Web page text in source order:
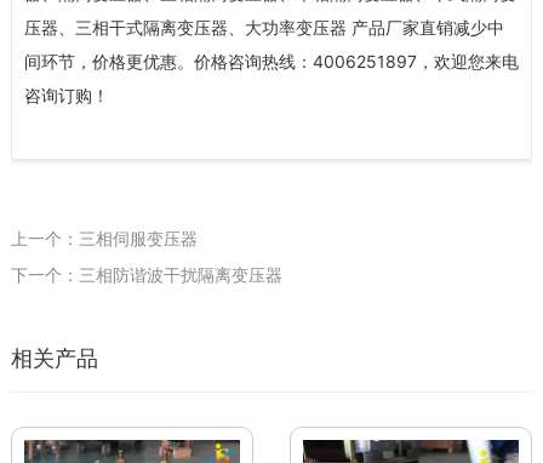
压器
三相干式隔离变压器 大功率变压器 产品厂家直销减少中
间环节，价格更优惠。价格咨询热线： 4006251897，欢迎您来电
咨询订购！
上一个：三相伺服变压器
下一个：三相防谐波干扰隔离变压器
相关产品